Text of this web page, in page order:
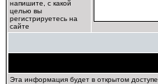
напишите, с какой
целью вы
регистрируетесь на
сайте
Эта информация будет в открытом доступе